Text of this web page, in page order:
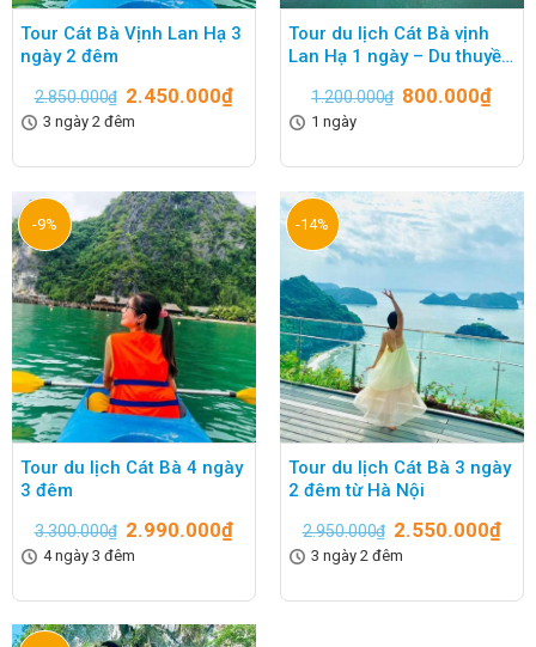
Tour Cát Bà Vịnh Lan Hạ 3
ngày 2 đêm
2.850.000₫ 2.450.000₫
3 ngày 2 đêm
Tour du lịch Cát Bà vịnh
Lan Hạ 1 ngày – Du thuyền
1.200.000₫ 800.000₫
1 ngày
-9%
Tour du lịch Cát Bà 4 ngày
3 đêm
3.300.000₫ 2.990.000₫
4 ngày 3 đêm
-14%
Tour du lịch Cát Bà 3 ngày
2 đêm từ Hà Nội
2.950.000₫ 2.550.000₫
3 ngày 2 đêm